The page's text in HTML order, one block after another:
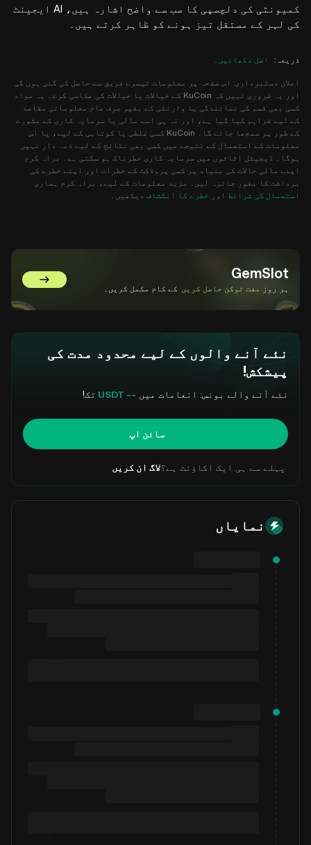
کمیونٹی کی دلچسپی کا سب سے واضح اشارہ ہیں، AI ایجینٹ
کی لہر کے مستقل تیز ہونے کو ظاہر کرتے ہیں۔
ذریعہ : اصل دکھائیں۔
اعلان دستبرداری: اس صفحہ پر معلومات تیسرے فریق سے حاصل کی گئی ہوں گی
اور یہ ضروری نہیں کہ KuCoin کے خیالات یا خیالات کی عکاسی کرے۔ یہ مواد
کسی بھی قسم کی نمائندگی یا وارنٹی کے بغیر صرف عام معلوماتی مقاصد
کے لیے فراہم کیا گیا ہے، اور نہ ہی اسے مالی یا سرمایہ کاری کے مشورے
کے طور پر سمجھا جائے گا۔ KuCoin کسی غلطی یا کوتاہی کے لیے، یا اس
معلومات کے استعمال کے نتیجے میں کسی بھی نتائج کے لیے ذمہ دار نہیں
ہوگا۔ ڈیجیٹل اثاثوں میں سرمایہ کاری خطرناک ہو سکتی ہے۔ براہ کرم
اپنے مالی حالات کی بنیاد پر کسی پروڈکٹ کے خطرات اور اپنے خطرے کی
برداشت کا بغور جائزہ لیں۔ مزید معلومات کے لیے، براہ کرم ہماری
استعمال کی شرائط اور خطرے کا انکشاف دیکھیں۔
GemSlot
ہر روز مفت ٹوکن حاصل کریں کے کام مکمل کریں۔ GemSlot پر جائیں۔
نئے آنے والوں کے لیے محدود مدت کی
پیشکش!
نئے آنے والے بونس: انعامات میں -- USDT تک!
سائن اپ
پہلے سے ہی ایک اکاؤنٹ ہے؟لاگ ان کریں
نمایاں